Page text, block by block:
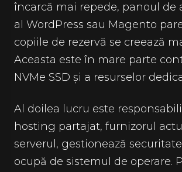
încarcă mai repede, panoul de
al WordPress sau Magento
copiile de rezervă se creează
Aceasta este în mare parte
NVMe SSD și a resurselor
Al doilea lucru este
hosting partajat, furnizorul
serverul, gestionează
ocupă de sistemul de operare.